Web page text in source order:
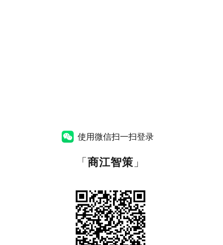
使用微信扫一扫登录
「商江智策 」